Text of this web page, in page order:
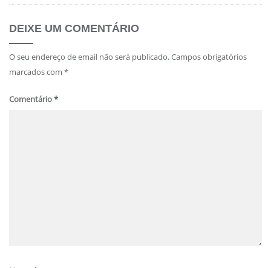
DEIXE UM COMENTÁRIO
O seu endereço de email não será publicado.Campos obrigatórios
marcados com *
Comentário*